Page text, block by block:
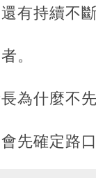
有持續不
。
為什麼不
先確定路